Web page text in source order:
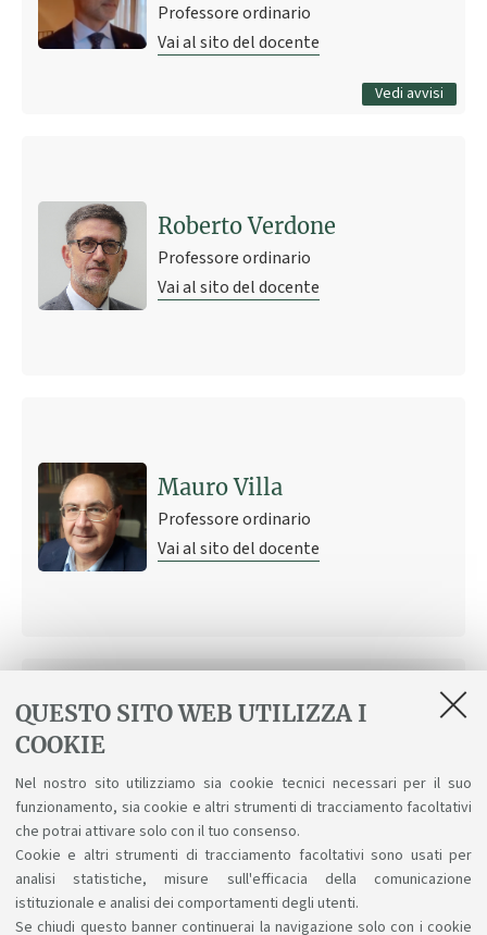
QUESTO SITO WEB UTILIZZA I
COOKIE
Nel nostro sito utilizziamo sia cookie tecnici necessari per il suo
funzionamento, sia cookie e altri strumenti di tracciamento facoltativi
che potrai attivare solo con il tuo consenso.
Cookie e altri strumenti di tracciamento facoltativi sono usati per
analisi statistiche, misure sull'efficacia della comunicazione
istituzionale e analisi dei comportamenti degli utenti.
Se chiudi questo banner continuerai la navigazione solo con i cookie
Professore ordinario
Vai al sito del docente
Vedi avvisi
Tutti gli avvisi
Roberto Verdone
Professore ordinario
Vai al sito del docente
Mauro Villa
Professore ordinario
Vai al sito del docente
Professoressa associata
Vai al sito del docente